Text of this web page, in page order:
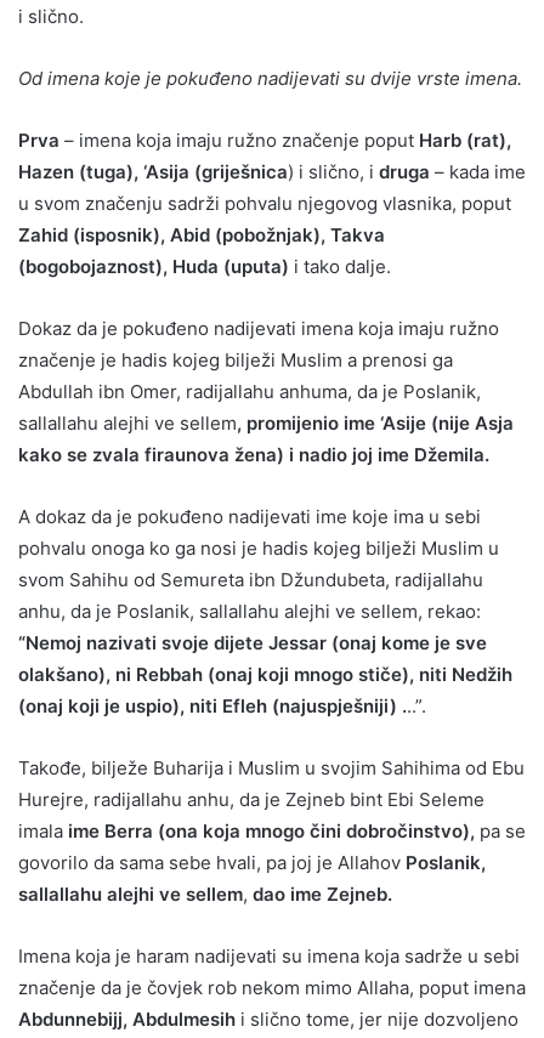
i slično.
Od imena koje je pokuđeno nadijevati su dvije vrste imena.
Prva – imena koja imaju ružno značenje poput Harb (rat),
Hazen (tuga), ‘Asija (griješnica) i slično, i druga – kada ime
u svom značenju sadrži pohvalu njegovog vlasnika, poput
Zahid (isposnik), Abid (pobožnjak), Takva
(bogobojaznost), Huda (uputa) i tako dalje.
Dokaz da je pokuđeno nadijevati imena koja imaju ružno
značenje je hadis kojeg bilježi Muslim a prenosi ga
Abdullah ibn Omer, radijallahu anhuma, da je Poslanik,
sallallahu alejhi ve sellem, promijenio ime ‘Asije (nije Asja
kako se zvala firaunova žena) i nadio joj ime Džemila.
A dokaz da je pokuđeno nadijevati ime koje ima u sebi
pohvalu onoga ko ga nosi je hadis kojeg bilježi Muslim u
svom Sahihu od Semureta ibn Džundubeta, radijallahu
anhu, da je Poslanik, sallallahu alejhi ve sellem, rekao:
“Nemoj nazivati svoje dijete Jessar (onaj kome je sve
olakšano), ni Rebbah (onaj koji mnogo stiče), niti Nedžih
(onaj koji je uspio), niti Efleh (najuspješniji) ...”.
Takođe, bilježe Buharija i Muslim u svojim Sahihima od Ebu
Hurejre, radijallahu anhu, da je Zejneb bint Ebi Seleme
imala ime Berra (ona koja mnogo čini dobročinstvo), pa se
govorilo da sama sebe hvali, pa joj je Allahov Poslanik,
sallallahu alejhi ve sellem, dao ime Zejneb.
Imena koja je haram nadijevati su imena koja sadrže u sebi
značenje da je čovjek rob nekom mimo Allaha, poput imena
Abdunnebijj, Abdulmesih i slično tome, jer nije dozvoljeno